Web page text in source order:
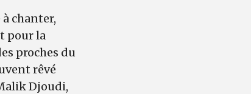
à chanter,
pour la
proches du
rêvé
Djoudi,